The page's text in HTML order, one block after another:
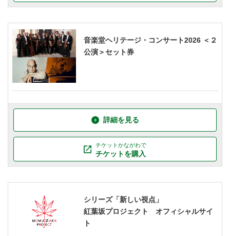
音楽堂ヘリテージ・コンサート2026 ＜２
公演＞セット券
詳細を見る
チケットかながわで
チケットを購入
シリーズ「新しい視点」
紅葉坂プロジェクト オフィシャルサイ
ト